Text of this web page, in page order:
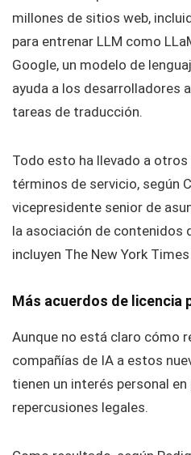
millones de sitios web,
para entrenar LLM como
Google, un modelo de
ayuda a los desarrolladores
tareas de traducción.
Todo esto ha llevado a
términos de servicio, según
vicepresidente senior de
la asociación de contenidos
incluyen The New York
Más acuerdos de licencia
Aunque no está claro cómo
compañías de IA a estos
tienen un interés personal
repercusiones legales.